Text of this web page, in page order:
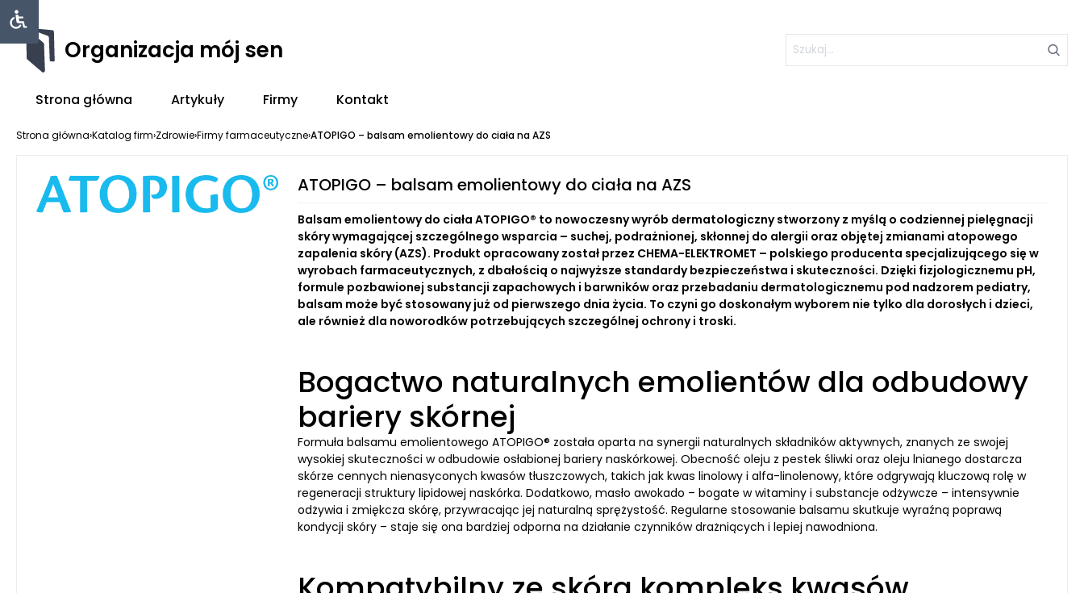
Organizacja mój sen
Strona główna Artykuły Firmy Kontakt
Strona główna›Katalog firm›Zdrowie›Firmy farmaceutyczne›ATOPIGO – balsam emolientowy do ciała na AZS
ATOPIGO – balsam emolientowy do ciała na AZS
Balsam emolientowy do ciała ATOPIGO® to nowoczesny wyrób dermatologiczny stworzony z myślą o codziennej pielęgnacji
skóry wymagającej szczególnego wsparcia – suchej, podrażnionej, skłonnej do alergii oraz objętej zmianami atopowego
zapalenia skóry (AZS). Produkt opracowany został przez CHEMA-ELEKTROMET – polskiego producenta specjalizującego się w
wyrobach farmaceutycznych, z dbałością o najwyższe standardy bezpieczeństwa i skuteczności. Dzięki fizjologicznemu pH,
formule pozbawionej substancji zapachowych i barwników oraz przebadaniu dermatologicznemu pod nadzorem pediatry,
balsam może być stosowany już od pierwszego dnia życia. To czyni go doskonałym wyborem nie tylko dla dorosłych i dzieci,
ale również dla noworodków potrzebujących szczególnej ochrony i troski.
Bogactwo naturalnych emolientów dla odbudowy
bariery skórnej
Formuła balsamu emolientowego ATOPIGO® została oparta na synergii naturalnych składników aktywnych, znanych ze swojej
wysokiej skuteczności w odbudowie osłabionej bariery naskórkowej. Obecność oleju z pestek śliwki oraz oleju lnianego dostarcza
skórze cennych nienasyconych kwasów tłuszczowych, takich jak kwas linolowy i alfa-linolenowy, które odgrywają kluczową rolę w
regeneracji struktury lipidowej naskórka. Dodatkowo, masło awokado – bogate w witaminy i substancje odżywcze – intensywnie
odżywia i zmiękcza skórę, przywracając jej naturalną sprężystość. Regularne stosowanie balsamu skutkuje wyraźną poprawą
kondycji skóry – staje się ona bardziej odporna na działanie czynników drażniących i lepiej nawodniona.